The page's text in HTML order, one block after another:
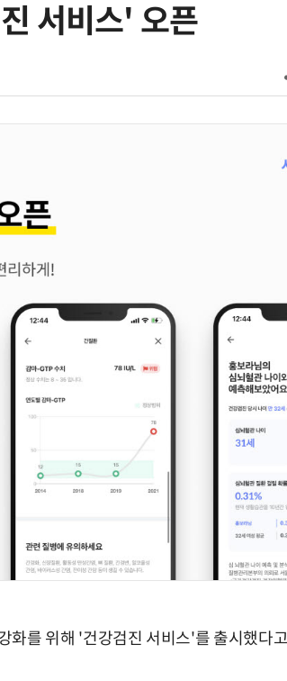
서비스' 오픈
화를 위해 '건강검진 서비스'를 출시했다
6
'상업용 디
'게이밍위
서 TV·모
AI Native Enterprise를 지원하는 AI Ready Data 플랫폼 활용 전략